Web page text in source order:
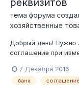
реквизитов
тема форума
хозяйственные
Добрый день! Нужно
соглашение при
практике.
7 Декабря 2016
банк соглашение